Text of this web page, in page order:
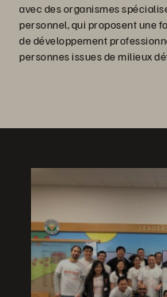
avec des organismes
personnel, qui proposent une
de développement
personnes issues de milieux